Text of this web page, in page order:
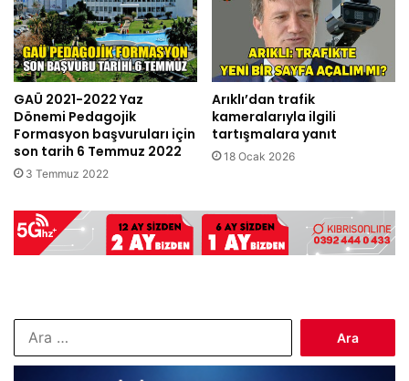
GAÜ 2021-2022 Yaz
Dönemi Pedagojik
Formasyon başvuruları için
son tarih 6 Temmuz 2022
3 Temmuz 2022
Arıklı’dan trafik
kameralarıyla ilgili
tartışmalara yanıt
18 Ocak 2026